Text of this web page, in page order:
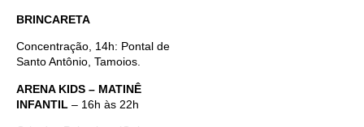
BRINCARETA
Concentração, 14h: Pontal de
Santo Antônio, Tamoios.
ARENA KIDS – MATINÊ
INFANTIL – 16h às 22h